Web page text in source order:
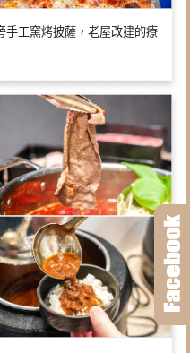
手工窯烤披薩，老屋改建的療